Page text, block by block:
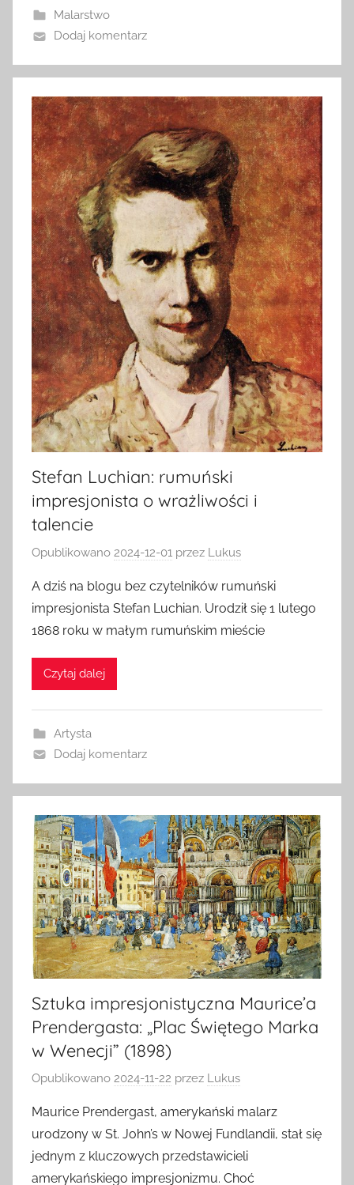
Malarstwo
Dodaj komentarz
Stefan Luchian: rumuński
impresjonista o wrażliwości i
talencie
Opublikowano 2024-12-01 przez Lukus
A dziś na blogu bez czytelników rumuński
impresjonista Stefan Luchian. Urodził się 1 lutego
1868 roku w małym rumuńskim mieście
Czytaj dalej
Artysta
Dodaj komentarz
Sztuka impresjonistyczna Maurice’a
Prendergasta: „Plac Świętego Marka
w Wenecji” (1898)
Opublikowano 2024-11-22 przez Lukus
Maurice Prendergast, amerykański malarz
urodzony w St. John’s w Nowej Fundlandii, stał się
jednym z kluczowych przedstawicieli
amerykańskiego impresjonizmu. Choć